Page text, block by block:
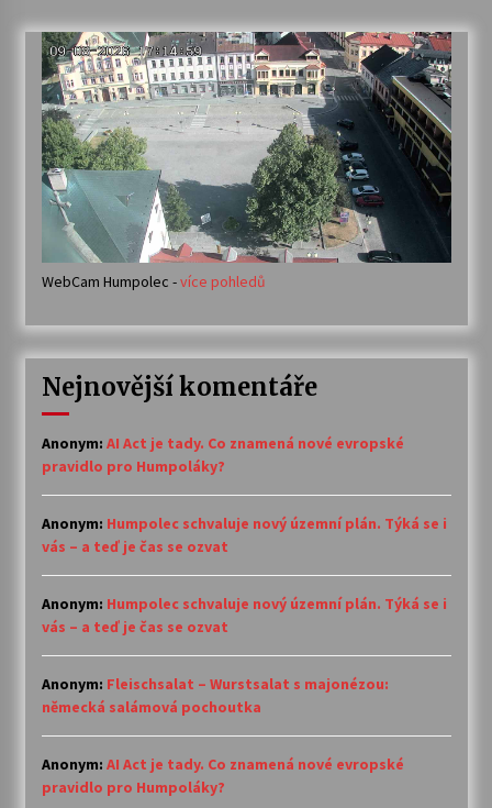
WebCam Humpolec -více pohledů
Nejnovější komentáře
Anonym: AI Act je tady. Co znamená nové evropské
pravidlo pro Humpoláky?
Anonym: Humpolec schvaluje nový územní plán. Týká se i
vás – a teď je čas se ozvat
Anonym: Humpolec schvaluje nový územní plán. Týká se i
vás – a teď je čas se ozvat
Anonym: Fleischsalat – Wurstsalat s majonézou:
německá salámová pochoutka
Anonym: AI Act je tady. Co znamená nové evropské
pravidlo pro Humpoláky?